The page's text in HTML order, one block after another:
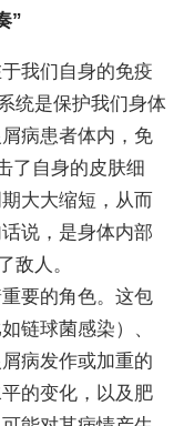
”
我们自身的免疫
统是保护我们身体
病患者体内，免
了自身的皮肤细
大大缩短，从而
说，是身体内部
敌人。
要的角色。这包
链球菌感染）、
病发作或加重的
的变化，以及肥